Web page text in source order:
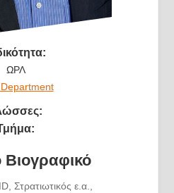
ΩΡΛ
Βιογραφικό
Στρατιωτικός ε.α.,